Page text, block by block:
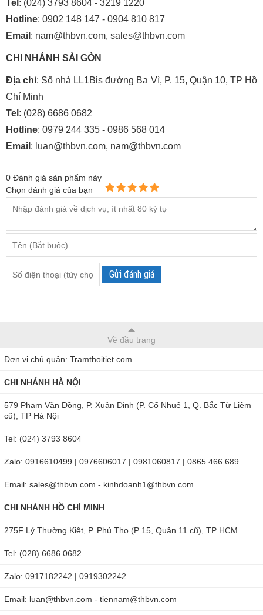
Tel : (024) 3793 8604 - 3219 1220
Hotline: 0902 148 147 - 0904 810 817
Email : nam@thbvn.com, sales@thbvn.com
CHI NHÁNH SÀI GÒN
Địa chỉ: Số nhà LL1Bis đường Ba Vì, P. 15, Quận 10, TP Hồ
Chí Minh
Tel : (028) 6686 0682
Hotline: 0979 244 335 - 0986 568 014
Email : luan@thbvn.com, nam@thbvn.com
0 Đánh giá sản phẩm này
Chọn đánh giá của bạn
Gửi đánh giá
Về đầu trang
Đơn vị chủ quản: Tramthoitiet.com
CHI NHÁNH HÀ NỘI
579 Phạm Văn Đồng, P. Xuân Đỉnh (P. Cổ Nhuế 1, Q. Bắc Từ Liêm
cũ), TP Hà Nội
Tel: (024) 3793 8604
Zalo: 0916610499 | 0976606017 | 0981060817 | 0865 466 689
Email: sales@thbvn.com - kinhdoanh1@thbvn.com
CHI NHÁNH HỒ CHÍ MINH
275F Lý Thường Kiệt, P. Phú Thọ (P 15, Quận 11 cũ), TP HCM
Tel: (028) 6686 0682
Zalo: 0917182242 | 0919302242
Email: luan@thbvn.com - tiennam@thbvn.com